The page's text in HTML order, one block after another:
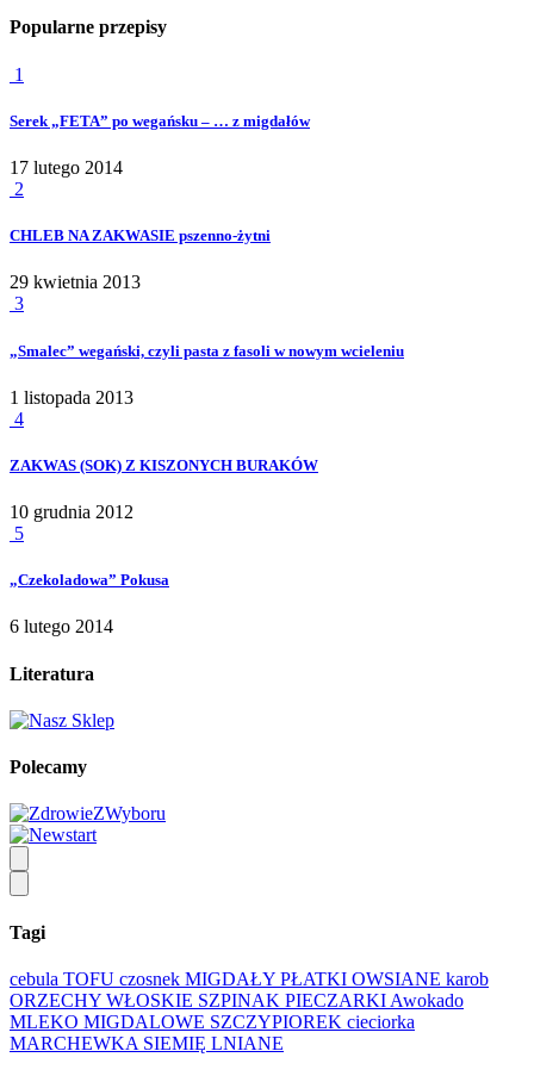
Popularne przepisy
1
Serek „FETA” po wegańsku – … z migdałów
17 lutego 2014
2
CHLEB NA ZAKWASIE pszenno-żytni
29 kwietnia 2013
3
„Smalec” wegański, czyli pasta z fasoli w nowym wcieleniu
1 listopada 2013
4
ZAKWAS (SOK) Z KISZONYCH BURAKÓW
10 grudnia 2012
5
„Czekoladowa” Pokusa
6 lutego 2014
Literatura
Polecamy
Tagi
cebula TOFU czosnek MIGDAŁY PŁATKI OWSIANE karob
ORZECHY WŁOSKIE SZPINAK PIECZARKI Awokado
MLEKO MIGDALOWE SZCZYPIOREK cieciorka
MARCHEWKA SIEMIĘ LNIANE